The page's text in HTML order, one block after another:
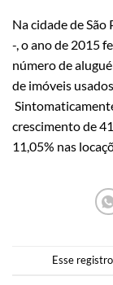
Na cidade de
-, o ano de 2015
número de
de imóveis
crescimento de
11,05% nas
Esse